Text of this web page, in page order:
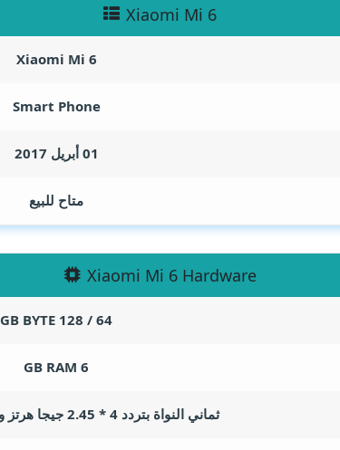
Xiaomi Mi 6
Xiaomi Mi 6
Smart Phone
01 أبريل 2017
متاح للبيع
Xiaomi Mi 6 Hardware
64 / 128
GB BYTE
6
GB RAM
ثماني النواة بتردد 4 * 2.45 جيجا هرتز و 4 * 1.9 جيجا هرتز